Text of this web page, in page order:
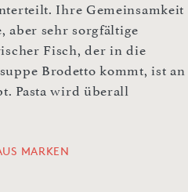
Ihre Gemeinsamkeit
aber sehr sorgfältige
Fisch, der in die
Brodetto kommt, ist an
Pasta wird überall
MARKEN